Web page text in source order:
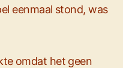
eenmaal stond, was
omdat het geen